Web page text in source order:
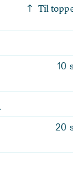
Til
10
20